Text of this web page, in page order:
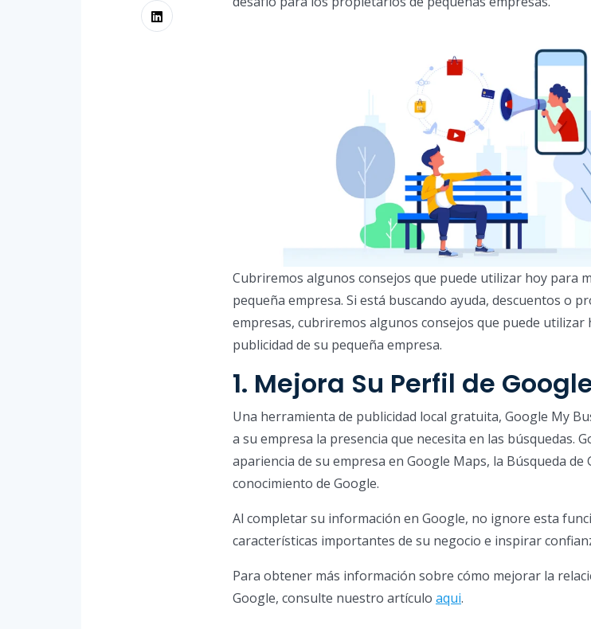
Cubriremos algunos consejos que puede utilizar hoy para
pequeña empresa. Si está buscando ayuda, descuentos o
empresas, cubriremos algunos consejos que puede utilizar
publicidad de su pequeña empresa.
1. Mejora Su Perfil de
Una herramienta de publicidad local gratuita, Google My
a su empresa la presencia que necesita en las búsquedas.
apariencia de su empresa en Google Maps, la Búsqueda de
conocimiento de Google.
Al completar su información en Google, no ignore esta
características importantes de su negocio e inspirar
Para obtener más información sobre cómo mejorar la
Google, consulte nuestro artículo aqui.